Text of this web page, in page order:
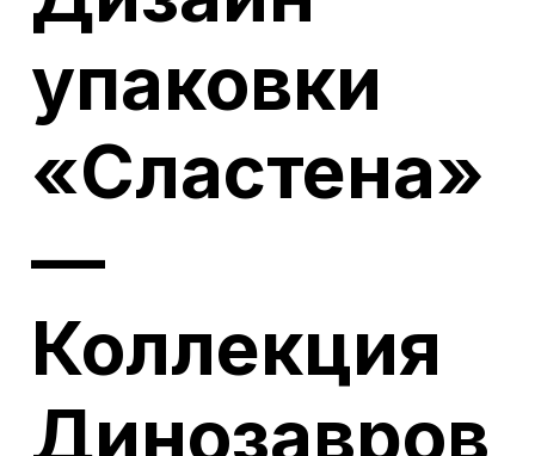
упаковки
«Сластена»
—
Коллекция
Динозавров